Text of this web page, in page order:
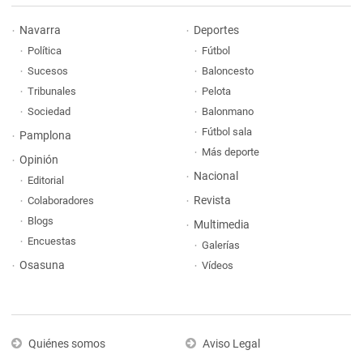
Navarra
Política
Sucesos
Tribunales
Sociedad
Pamplona
Opinión
Editorial
Colaboradores
Blogs
Encuestas
Osasuna
Deportes
Fútbol
Baloncesto
Pelota
Balonmano
Fútbol sala
Más deporte
Nacional
Revista
Multimedia
Galerías
Vídeos
Quiénes somos
Aviso Legal